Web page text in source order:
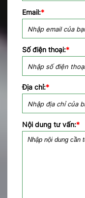
Email:*
Số điện thoại:*
Địa chỉ:*
Nội dung tư vấn:*